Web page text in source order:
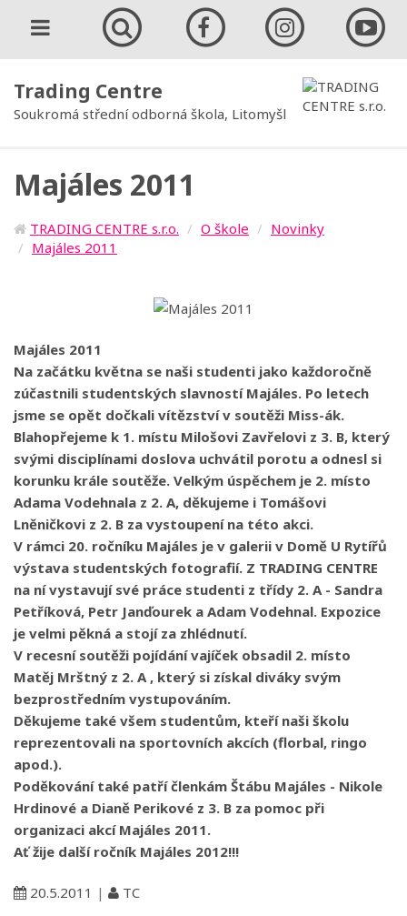
Trading Centre
Soukromá střední odborná škola, Litomyšl
Majáles 2011
TRADING CENTRE s.r.o. O škole
Novinky
Majáles 2011
Majáles 2011
Na začátku května se naši studenti jako každoročně
zúčastnili studentských slavností Majáles. Po letech
jsme se opět dočkali vítězství v soutěži Miss-ák.
Blahopřejeme k 1. místu Milošovi Zavřelovi z 3. B, který
svými disciplínami doslova uchvátil porotu a odnesl si
korunku krále soutěže. Velkým úspěchem je 2. místo
Adama Vodehnala z 2. A, děkujeme i Tomášovi
Lněničkovi z 2. B za vystoupení na této akci.
V rámci 20. ročníku Majáles je v galerii v Domě U Rytířů
výstava studentských fotografií. Z TRADING CENTRE
na ní vystavují své práce studenti z třídy 2. A - Sandra
Petříková, Petr Janďourek a Adam Vodehnal. Expozice
je velmi pěkná a stojí za zhlédnutí.
V recesní soutěži pojídání vajíček obsadil 2. místo
Matěj Mrštný z 2. A , který si získal diváky svým
bezprostředním vystupováním.
Děkujeme také všem studentům, kteří naši školu
reprezentovali na sportovních akcích (florbal, ringo
apod.).
Poděkování také patří členkám Štábu Majáles - Nikole
Hrdinové a Dianě Perikové z 3. B za pomoc při
organizaci akcí Majáles 2011.
Ať žije další ročník Majáles 2012!!!
20.5.2011 | TC